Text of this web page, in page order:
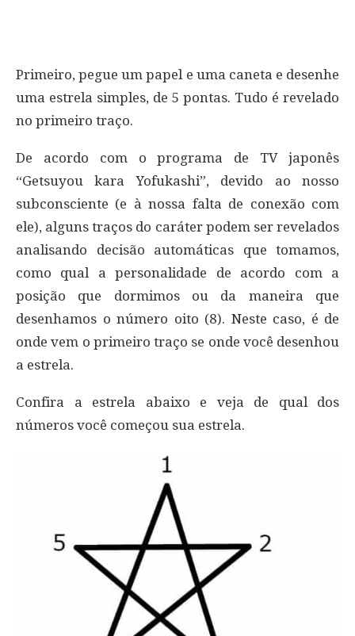
Primeiro, pegue um papel e uma caneta e desenhe
uma estrela simples, de 5 pontas. Tudo é revelado
no primeiro traço.
De acordo com o programa de TV japonês
“Getsuyou kara Yofukashi”, devido ao nosso
subconsciente (e à nossa falta de conexão com
ele), alguns traços do caráter podem ser revelados
analisando decisão automáticas que tomamos,
como qual a personalidade de acordo com a
posição que dormimos ou da maneira que
desenhamos o número oito (8). Neste caso, é de
onde vem o primeiro traço se onde você desenhou
a estrela.
Confira a estrela abaixo e veja de qual dos
números você começou sua estrela.